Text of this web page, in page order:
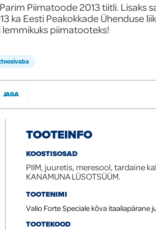
Piimatoode 2013 tiitli. Lisaks
ka Eesti Peakokkade Ühenduse
piimatooteks!
JAGA
TOOTEINFO
KOOSTISOSAD
PIIM, juuretis, meresool, tardaine
KANAMUNA LÜSOTSÜÜM.
TOOTENIMI
Valio Forte Speciale kõva itaaliapärane
TOOTEKOOD